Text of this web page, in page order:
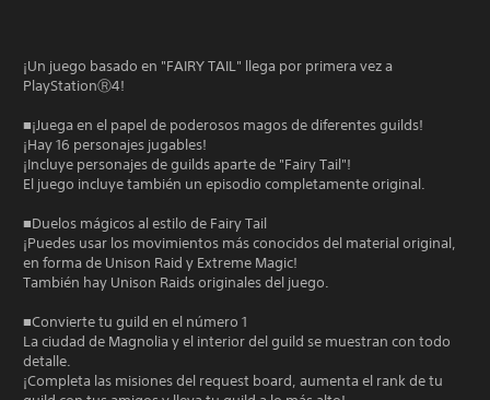
¡Un juego basado en "FAIRY TAIL" llega por primera vez a
PlayStationⓇ4!
■¡Juega en el papel de poderosos magos de diferentes guilds!
¡Hay 16 personajes jugables!
¡Incluye personajes de guilds aparte de "Fairy Tail"!
El juego incluye también un episodio completamente original.
■Duelos mágicos al estilo de Fairy Tail
¡Puedes usar los movimientos más conocidos del material original,
en forma de Unison Raid y Extreme Magic!
También hay Unison Raids originales del juego.
■Convierte tu guild en el número 1
La ciudad de Magnolia y el interior del guild se muestran con todo
detalle.
¡Completa las misiones del request board, aumenta el rank de tu